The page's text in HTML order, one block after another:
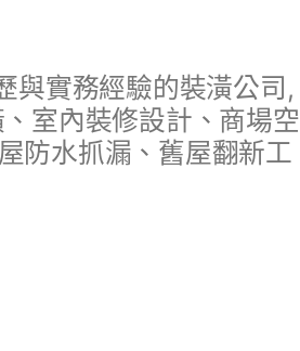
與實務經驗的裝潢公司,
室內裝修設計、商場空
防水抓漏、舊屋翻新工